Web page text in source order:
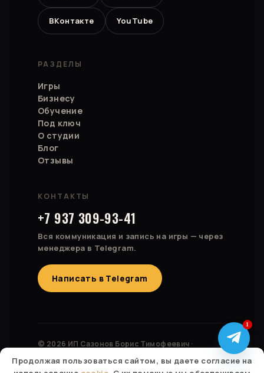
ВКонтакте YouTube
РАЗДЕЛЫ
Игры
Бизнесу
Обучение
Под ключ
О студии
Блог
Отзывы
КОНТАКТЫ
+7 937 309-93-41
Вся коммуникация и запись на игры — через
менеджера в Telegram.
Написать в Telegram
© 2026 ИП Сазонов Борис Тимофеевич ·
ОГРНИП 323028000174827
Россия · Казахстан · Израиль · Беларусь · Турция ·
Продолжая пользоваться сайтом, вы даете согласие на
1